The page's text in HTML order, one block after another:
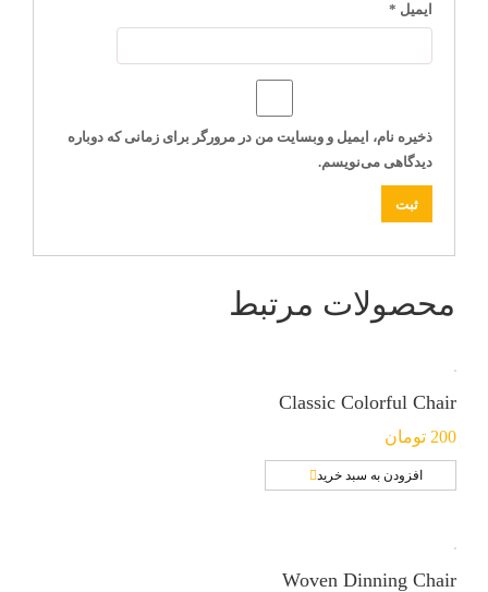
ایمیل *
ذخیره نام، ایمیل و وبسایت من در مرورگر برای زمانی که دوباره
دیدگاهی می‌نویسم.
محصولات مرتبط
Classic Colorful Chair
200 تومان
افزودن به سبد خرید
Woven Dinning Chair